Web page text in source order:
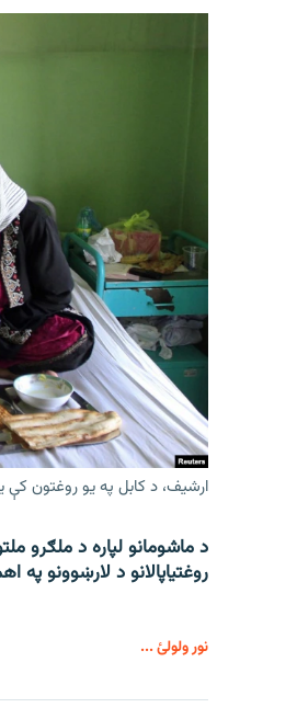
ارشیف، د کابل په یو روغتون
د ماشومانو لپاره د ملګرو
روغتیاپالانو د لارښوونو په
نور ولولئ ...